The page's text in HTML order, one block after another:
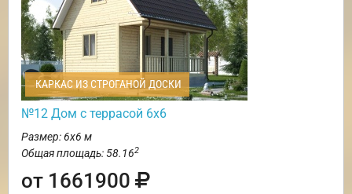
КАРКАС ИЗ СТРОГАНОЙ ДОСКИ
№12 Дом с террасой 6х6
Размер: 6х6 м
Общая площадь: 58.162
от 1661900